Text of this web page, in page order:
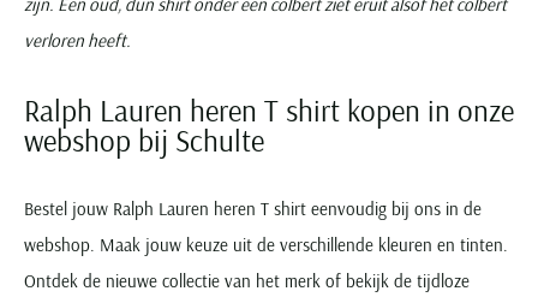
verloren heeft.
Ralph Lauren heren T shirt kopen in onze
webshop bij Schulte
Bestel jouw Ralph Lauren heren T shirt eenvoudig bij ons in de
webshop. Maak jouw keuze uit de verschillende kleuren en tinten.
Ontdek de nieuwe collectie van het merk of bekijk de tijdloze